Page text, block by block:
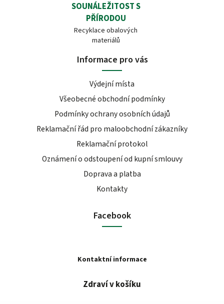
SOUNÁLEŽITOST S
PŘÍRODOU
Recyklace obalových
materiálů
Informace pro vás
Výdejní místa
Všeobecné obchodní podmínky
Podmínky ochrany osobních údajů
Reklamační řád pro maloobchodní zákazníky
Reklamační protokol
Oznámení o odstoupení od kupní smlouvy
Doprava a platba
Kontakty
Facebook
Kontaktní informace
Zdraví v košíku